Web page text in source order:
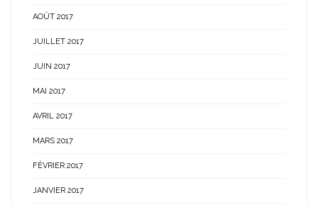
AOÛT 2017
JUILLET 2017
JUIN 2017
MAI 2017
AVRIL 2017
MARS 2017
FÉVRIER 2017
JANVIER 2017